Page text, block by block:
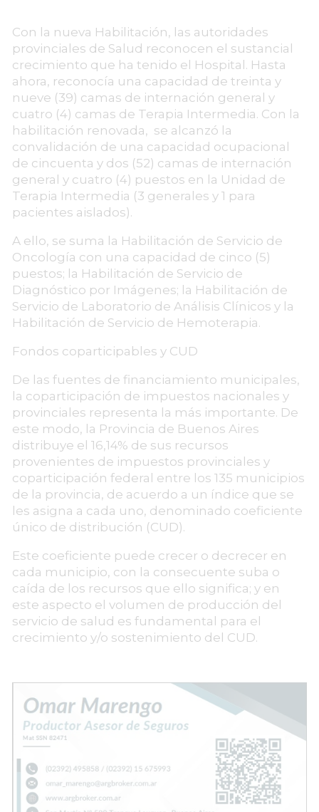
Con la nueva Habilitación, las autoridades
provinciales de Salud reconocen el sustancial
crecimiento que ha tenido el Hospital. Hasta
ahora, reconocía una capacidad de treinta y
nueve (39) camas de internación general y
cuatro (4) camas de Terapia Intermedia. Con la
habilitación renovada, se alcanzó la
convalidación de una capacidad ocupacional
de cincuenta y dos (52) camas de internación
general y cuatro (4) puestos en la Unidad de
Terapia Intermedia (3 generales y 1 para
pacientes aislados).
A ello, se suma la Habilitación de Servicio de
Oncología con una capacidad de cinco (5)
puestos; la Habilitación de Servicio de
Diagnóstico por Imágenes; la Habilitación de
Servicio de Laboratorio de Análisis Clínicos y la
Habilitación de Servicio de Hemoterapia.
Fondos coparticipables y CUD
De las fuentes de financiamiento municipales,
la coparticipación de impuestos nacionales y
provinciales representa la más importante. De
este modo, la Provincia de Buenos Aires
distribuye el 16,14% de sus recursos
provenientes de impuestos provinciales y
coparticipación federal entre los 135 municipios
de la provincia, de acuerdo a un índice que se
les asigna a cada uno, denominado coeficiente
único de distribución (CUD).
Este coeficiente puede crecer o decrecer en
cada municipio, con la consecuente suba o
caída de los recursos que ello significa; y en
este aspecto el volumen de producción del
servicio de salud es fundamental para el
crecimiento y/o sostenimiento del CUD.